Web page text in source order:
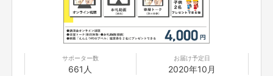
見上げたってもう何もないだろうっていうことで、
誰も空を見上げることもしない。
※当日ご来場になる方のお名前・ご住所・お電話番号を『お
届け先情報』に記入してください（新型コロナウイルス感染
拡大防止のため、実際にご来場になった方全員のご連絡先
を把握する必要があります）。
※チケットの郵送はございません。
サポーター数
661人
お届け予定日
2020年10月